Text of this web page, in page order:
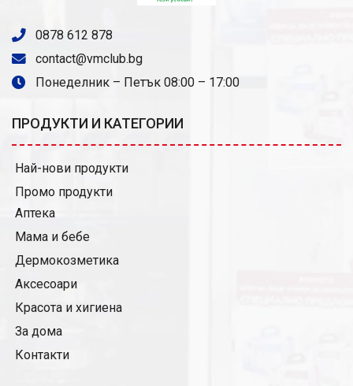
0878 612 878
contact@vmclub.bg
Понеделник – Петък 08:00 – 17:00
ПРОДУКТИ И КАТЕГОРИИ
Най-нови продукти
Промо продукти
Аптека
Мама и бебе
Дермокозметика
Аксесоари
Красота и хигиена
За дома
Контакти